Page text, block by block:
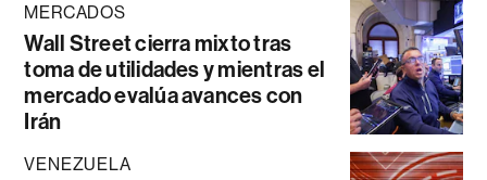
MERCADOS
Wall Street cierra mixto tras
toma de utilidades y mientras el
mercado evalúa avances con
Irán
VENEZUELA